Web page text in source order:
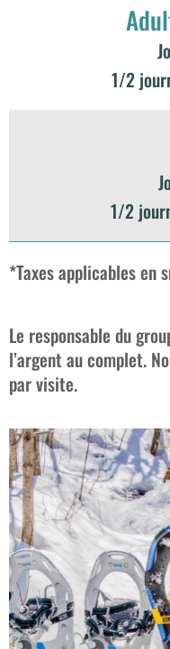
1/2
1/2
*Taxes applicables en
Le responsable du
l’argent au complet.
par visite.